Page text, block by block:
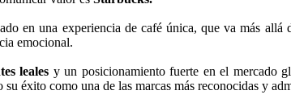
en una experiencia de café única, que va más
emocional.
leales y un posicionamiento fuerte en el mercado
éxito como una de las marcas más reconocidas y